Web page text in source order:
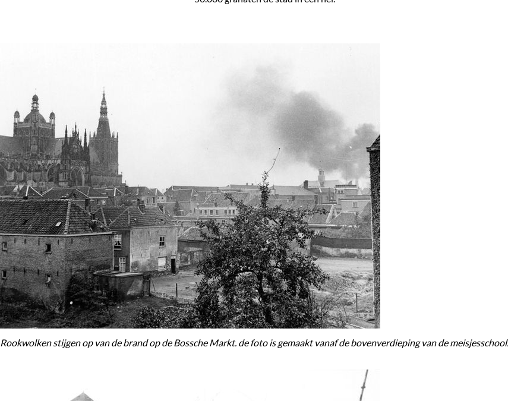
Rookwolken stijgen op van de brand op de Bossche Markt. de foto is gemaakt vanaf de bovenverdieping van de